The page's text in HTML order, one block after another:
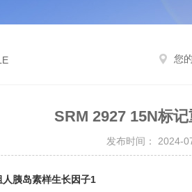
您
SRM 2927 15N标
发布时间：
胰岛素样生长因子1